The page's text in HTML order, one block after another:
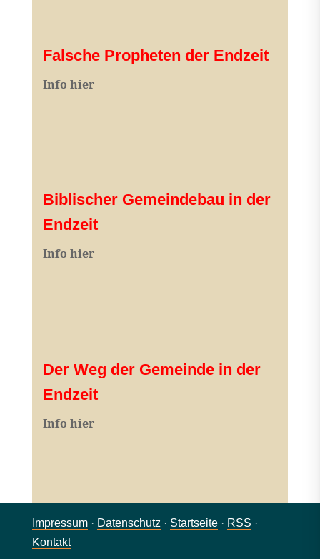
Falsche Propheten der Endzeit
Info hier
Biblischer Gemeindebau in der
Endzeit
Info hier
Der Weg der Gemeinde in der
Endzeit
Info hier
Impressum· Datenschutz · Startseite· RSS ·
Kontakt